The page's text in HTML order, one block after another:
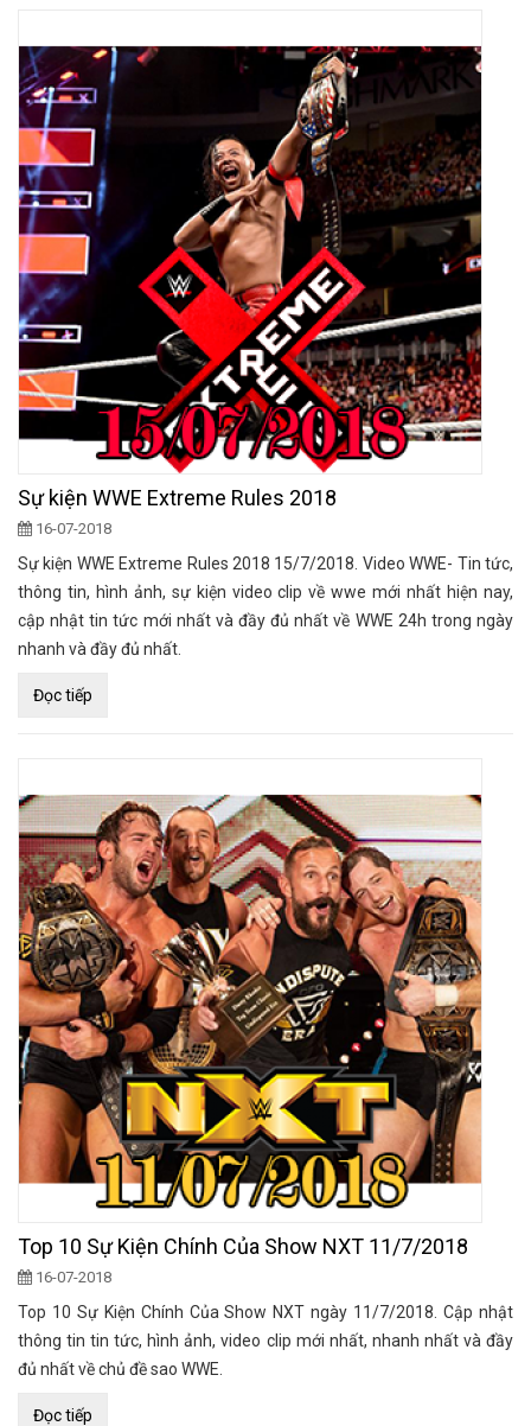
Sự kiện WWE Extreme Rules 2018
16-07-2018
Sự kiện WWE Extreme Rules 2018 15/7/2018. Video WWE- Tin tức,
thông tin, hình ảnh, sự kiện video clip về wwe mới nhất hiện nay,
cập nhật tin tức mới nhất và đầy đủ nhất về WWE 24h trong ngày
nhanh và đầy đủ nhất.
Đọc tiếp
Top 10 Sự Kiện Chính Của Show NXT 11/7/2018
16-07-2018
Top 10 Sự Kiện Chính Của Show NXT ngày 11/7/2018. Cập nhật
thông tin tin tức, hình ảnh, video clip mới nhất, nhanh nhất và đầy
đủ nhất về chủ đề sao WWE.
Đọc tiếp